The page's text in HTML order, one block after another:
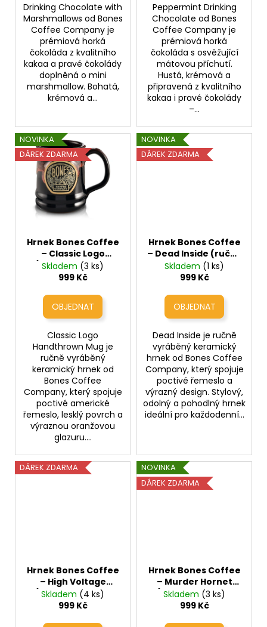
Drinking Chocolate with
Marshmallows od Bones
Coffee Company je
prémiová horká
čokoláda z kvalitního
kakaa a pravé čokolády
doplněná o mini
marshmallow. Bohatá,
krémová a...
Peppermint Drinking
Chocolate od Bones
Coffee Company je
prémiová horká
čokoláda s osvěžující
mátovou příchutí.
Hustá, krémová a
připravená z kvalitního
kakaa i pravé čokolády
–...
NOVINKA
DÁREK ZDARMA
Hrnek Bones Coffee
– Classic Logo
(ručně vyráběný
keramický hrnek
Skladem (3 ks)
999 Kč
Classic Logo
Handthrown Mug je
ručně vyráběný
keramický hrnek od
Bones Coffee
Company, který spojuje
poctivé americké
řemeslo, lesklý povrch a
výraznou oranžovou
glazuru....
NOVINKA
DÁREK ZDARMA
Hrnek Bones Coffee
– Dead Inside (ručně
vyráběný keramický
hrnek 410ml)
Skladem (1 ks)
999 Kč
Dead Inside je ručně
vyráběný keramický
hrnek od Bones Coffee
Company, který spojuje
poctivé řemeslo a
výrazný design. Stylový,
odolný a pohodlný hrnek
ideální pro každodenní...
DÁREK ZDARMA
Hrnek Bones Coffee
– High Voltage
(ručně vyráběný
keramický hrnek
Skladem (4 ks)
999 Kč
NOVINKA
DÁREK ZDARMA
Hrnek Bones Coffee
– Murder Hornet
(ručně vyráběný
keramický hrnek
Skladem (3 ks)
999 Kč